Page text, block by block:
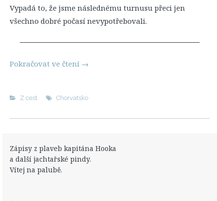
Vypadá to, že jsme následnému turnusu přeci jen
všechno dobré počasí nevypotřebovali.
Pokračovat ve čtení →
Z cest Chorvatsko
Zápisy z plaveb kapitána Hooka
a další jachtařské pindy.
Vítej na palubě.